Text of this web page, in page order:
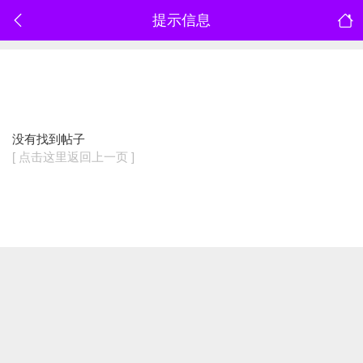
提示信息
没有找到帖子
[ 点击这里返回上一页 ]